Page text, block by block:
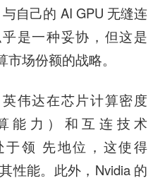
自己的 AI GPU 无缝连
是一种妥协，但这是
场份额的战略。
伟达在芯片计算密度
能力）和互连技术
于领 先地位，这使得
性能。此外，Nvidia 的